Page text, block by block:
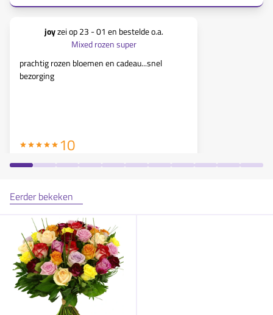
joyzei op23 - 01 en bestelde o.a.
Mixed rozen super
prachtig rozen bloemen en cadeau...snel
bezorging
10
Eerder bekeken